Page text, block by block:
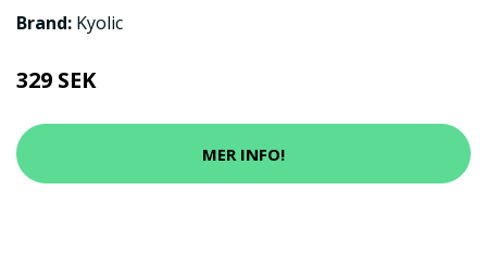
Brand: Kyolic
329 SEK
MER INFO!